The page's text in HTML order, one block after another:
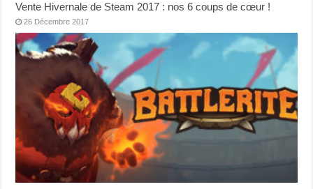
Vente Hivernale de Steam 2017 : nos 6 coups de cœur !
26 Décembre 2017